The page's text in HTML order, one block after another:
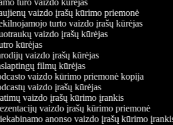
turo vaizdo kūrėjas
vaizdo įrašų kūrimo priemonė
turto vaizdo įrašų kūrėjas
vaizdo įrašų kūrėjas
kūrėjas
vaizdo įrašų kūrėjas
filmų kūrėjas
vaizdo kūrimo priemonė kopija
vaizdo įrašų kūrėjas
vaizdo įrašų kūrimo įrankis
vaizdo įrašų kūrimo priemonė
anonso vaizdo įrašų kūrimo įrankis